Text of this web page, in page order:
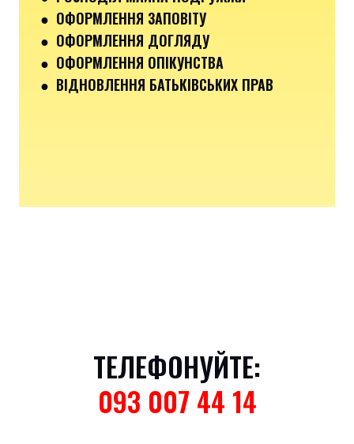
● ОФОРМЛЕННЯ ЗАПОВІТУ
● ОФОРМЛЕННЯ ДОГЛЯДУ
● ОФОРМЛЕННЯ ОПІКУНСТВА
● ВІДНОВЛЕННЯ БАТЬКІВСЬКИХ ПРАВ
ТЕЛЕФОНУЙТЕ:
093 007 44 14